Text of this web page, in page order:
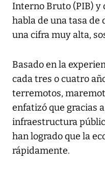
Interno Bruto (PIB) y
habla de una tasa de
una cifra muy alta,
Basado en la
cada tres o cuatro
terremotos,
enfatizó que gracias
infraestructura
han logrado que la
rápidamente.